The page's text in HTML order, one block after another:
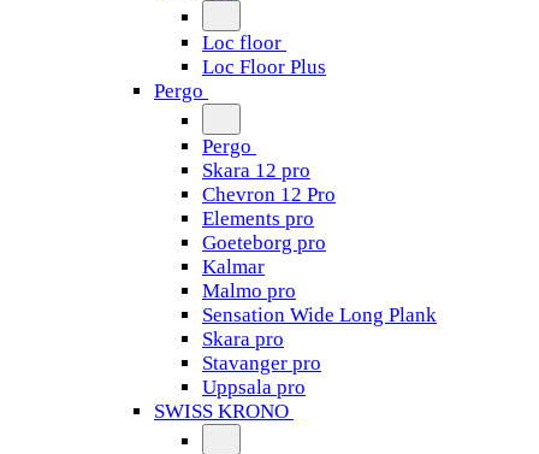
Loc floor
Loc Floor Plus
Pergo
Pergo
Skara 12 pro
Chevron 12 Pro
Elements pro
Goeteborg pro
Kalmar
Malmo pro
Sensation Wide Long Plank
Skara pro
Stavanger pro
Uppsala pro
SWISS KRONO